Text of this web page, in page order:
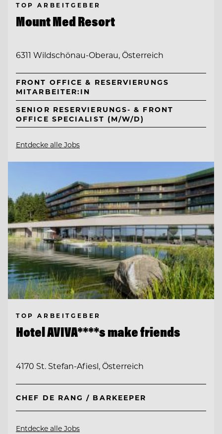
TOP ARBEITGEBER
Mount Med Resort
6311 Wildschönau-Oberau, Österreich
FRONT OFFICE & RESERVIERUNGS
MITARBEITER:IN
SENIOR RESERVIERUNGS- & FRONT
OFFICE SPECIALIST (M/W/D)
Entdecke alle Jobs
TOP ARBEITGEBER
Hotel AVIVA****s make friends
4170 St. Stefan-Afiesl, Österreich
CHEF DE RANG / BARKEEPER
Entdecke alle Jobs